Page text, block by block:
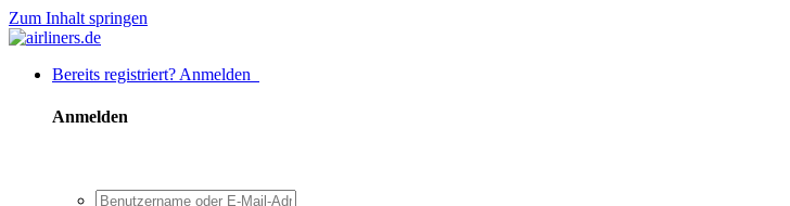
Zum Inhalt springen
Bereits registriert? Anmelden
Anmelden